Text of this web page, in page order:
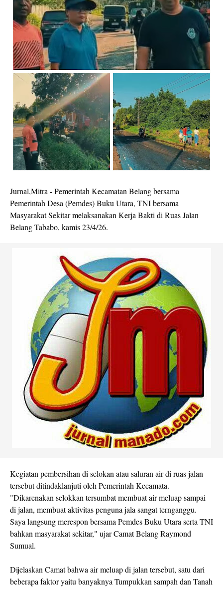
Jurnal,Mitra - Pemerintah Kecamatan Belang bersama
Pemerintah Desa (Pemdes) Buku Utara, TNI bersama
Masyarakat Sekitar melaksanakan Kerja Bakti di Ruas Jalan
Belang Tababo, kamis 23/4/26.
Kegiatan pembersihan di selokan atau saluran air di ruas jalan
tersebut ditindaklanjuti oleh Pemerintah Kecamata.
"Dikarenakan selokkan tersumbat membuat air meluap sampai
di jalan, membuat aktivitas penguna jala sangat ternganggu.
Saya langsung merespon bersama Pemdes Buku Utara serta TNI
bahkan masyarakat sekitar," ujar Camat Belang Raymond
Sumual.
Dijelaskan Camat bahwa air meluap di jalan tersebut, satu dari
beberapa faktor yaitu banyaknya Tumpukkan sampah dan Tanah